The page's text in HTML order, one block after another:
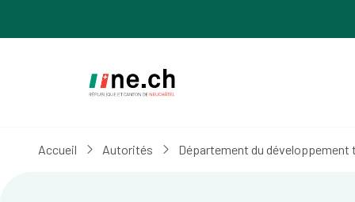
Accueil Autorités Département du